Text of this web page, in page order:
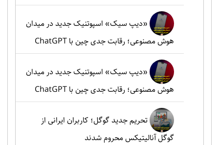
«دیپ سیک» اسپوتنیک جدید در میدان
هوش مصنوعی؛ رقابت جدی چین با ChatGPT
«دیپ سیک» اسپوتنیک جدید در میدان
هوش مصنوعی؛ رقابت جدی چین با ChatGPT
تحریم جدید گوگل؛ کاربران ایرانی از
گوگل آنالیتیکس محروم شدند